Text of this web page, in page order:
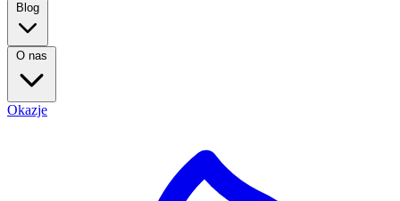
Blog
O nas
Okazje